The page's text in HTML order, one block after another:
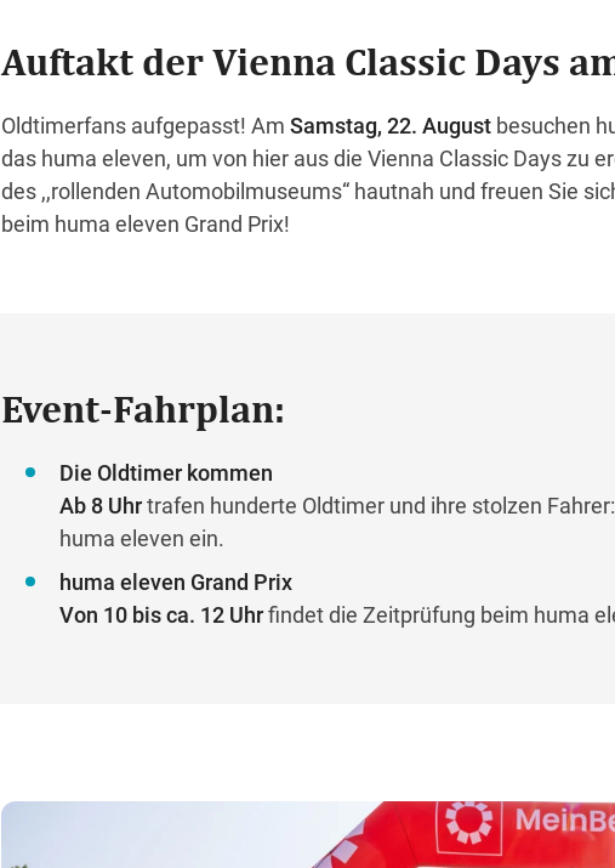
Auftakt der Vienna Classic Days
Oldtimerfans aufgepasst! Am Samstag, 22. Augustbesuchen
das huma eleven, um von hier aus die Vienna Classic Days zu
des ,,rollenden Automobilmuseums“ hautnah und freuen Sie
beim huma eleven Grand Prix!
Event-Fahrplan:
Die Oldtimer kommen
Ab 8 Uhrtrafen hunderte Oldtimer und ihre stolzen
huma eleven ein.
huma eleven Grand Prix
Von 10 bis ca. 12 Uhrfindet die Zeitprüfung beim huma